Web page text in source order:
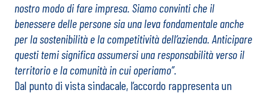
nostro modo di fare impresa. Siamo convinti che il
benessere delle persone sia una leva fondamentale anche
per la sostenibilità e la competitività dell’azienda. Anticipare
questi temi significa assumersi una responsabilità verso il
territorio e la comunità in cui operiamo”.
Dal punto di vista sindacale, l’accordo rappresenta un